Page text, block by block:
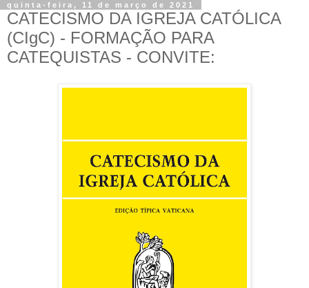
quinta-feira, 11 de março de 2021
CATECISMO DA IGREJA CATÓLICA
(CIgC) - FORMAÇÃO PARA
CATEQUISTAS - CONVITE: